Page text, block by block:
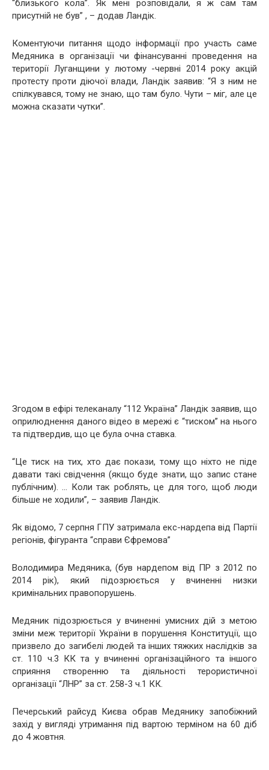
“близького кола”. Як мені розповідали, я ж сам там
присутній не був” , – додав Ландік.
Коментуючи питання щодо інформації про участь саме
Медяника в організації чи фінансуванні проведення на
території Луганщини у лютому -червні 2014 року акцій
протесту проти діючої влади, Ландік заявив: “Я з ним не
спілкувався, тому не знаю, що там було. Чути – міг, але це
можна сказати чутки”.
Згодом в ефірі телеканалу “112 Україна” Ландік заявив, що
оприлюднення даного відео в мережі є “тиском” на нього
та підтвердив, що це була очна ставка.
“Це тиск на тих, хто дає покази, тому що ніхто не піде
давати такі свідчення (якщо буде знати, що запис стане
публічним). … Коли так роблять, це для того, щоб люди
більше не ходили”, – заявив Ландік.
Як відомо, 7 серпня ГПУ затримала екс-нардепа від Партії
регіонів, фігуранта “справи Єфремова”
Володимира Медяника, (був нардепом від ПР з 2012 по
2014 рік), який підозрюється у вчиненні низки
кримінальних правопорушень.
Медяник підозрюється у вчиненні умисних дій з метою
зміни меж території України в порушення Конституції, що
призвело до загибелі людей та інших тяжких наслідків за
ст. 110 ч.3 КК та у вчиненні організаційного та іншого
сприяння створенню та діяльності терористичної
організації “ЛНР” за ст. 258-3 ч.1 КК.
Печерський райсуд Києва обрав Медянику запобіжний
захід у вигляді утримання під вартою терміном на 60 діб
до 4 жовтня.